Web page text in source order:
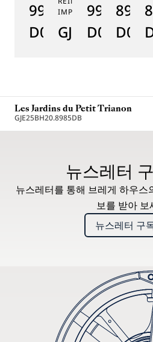
9915BB/58/964
D0
IMPÉRIALES9935BH/
D0
D0
Les Jardins du Petit Trianon
GJE25BH20.8985DB
뉴스레터
뉴스레터를 통해 브레게 하우스
보를 받아 보
뉴스레터 구